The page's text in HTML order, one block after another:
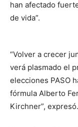
han afectado
de vida”.
“Volver a crecer
verá plasmado el
elecciones PASO
fórmula Alberto
Kirchner”, expresó.